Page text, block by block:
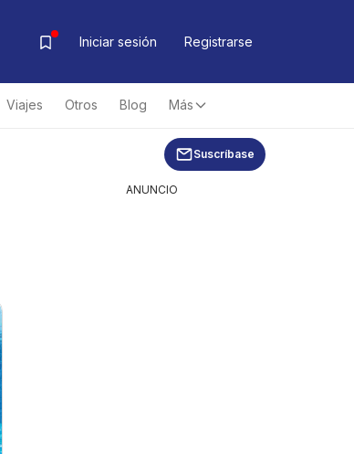
Iniciar sesión Registrarse
Viajes Otros Blog Más
Suscríbase
ANUNCIO